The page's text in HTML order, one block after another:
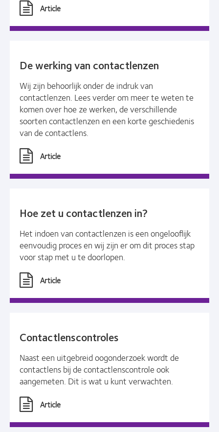
Article
De werking van contactlenzen
Wij zijn behoorlijk onder de indruk van
contactlenzen. Lees verder om meer te weten te
komen over hoe ze werken, de verschillende
soorten contactlenzen en een korte geschiedenis
van de contactlens.
Article
Hoe zet u contactlenzen in?
Het indoen van contactlenzen is een ongelooflijk
eenvoudig proces en wij zijn er om dit proces stap
voor stap met u te doorlopen.
Article
Contactlenscontroles
Naast een uitgebreid oogonderzoek wordt de
contactlens bij de contactlenscontrole ook
aangemeten. Dit is wat u kunt verwachten.
Article